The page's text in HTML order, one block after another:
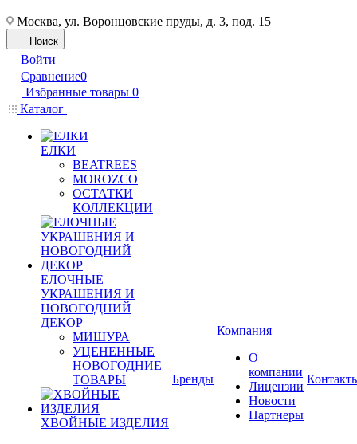
Москва, ул. Воронцовские пруды, д. 3, под. 15
Поиск
Войти
Сравнение0
Избранные товары 0
Каталог
ЕЛКИ
BEATREES
MOROZCO
ОСТАТКИ
КОЛЛЕКЦИИ
ЕЛОЧНЫЕ
УКРАШЕНИЯ И
НОВОГОДНИЙ
ДЕКОР
МИШУРА
УЦЕНЕННЫЕ
НОВОГОДНИЕ
ТОВАРЫ
ХВОЙНЫЕ ИЗДЕЛИЯ
Бренды
Компания
О
компании
Лицензии
Новости
Партнеры